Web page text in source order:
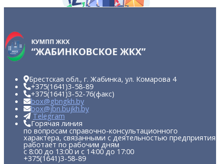
Брестская обл., г. Жабинка, ул. Комарова 4
+375(1641)3-58-89
+375(1641)3-52-76(факс)
box@gbngkh.by
box@jbn.bujkh.by
Telegram
Горячая линия
по вопросам справочно-консультационного
характера, связанными с деятельностью предприятия
работает по рабочим дням
с 8:00 до 13:00 и с 14:00 до 17:00
+375(1641)3-58-89